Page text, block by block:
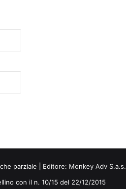
parziale | Editore: Monkey Adv S.a.s.
con il n. 10/15 del 22/12/2015